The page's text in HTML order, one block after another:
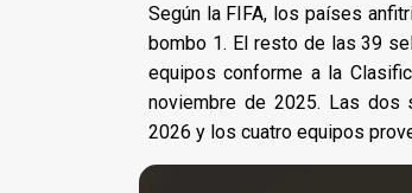
Según la FIFA, los países
bombo 1. El resto de las 39
equipos conforme a la
noviembre de 2025. Las dos
2026 y los cuatro equipos